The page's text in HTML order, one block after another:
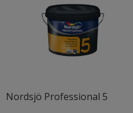
Nordsjö Professional 5